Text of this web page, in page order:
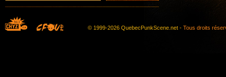
© 1999-2026 QuebecPunkScene.net - Tous droits